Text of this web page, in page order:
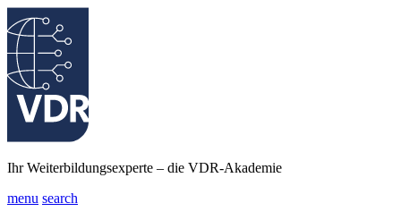
Ihr Weiterbildungsexperte – die VDR-Akademie
menu search